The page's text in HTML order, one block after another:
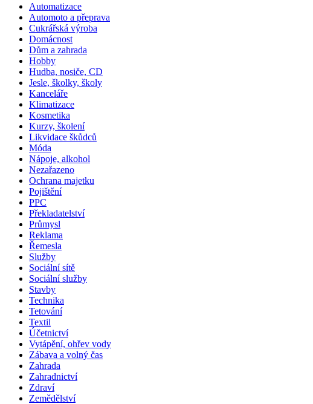
Automatizace
Automoto a přeprava
Cukrářská výroba
Domácnost
Dům a zahrada
Hobby
Hudba, nosiče, CD
Jesle, školky, školy
Kanceláře
Klimatizace
Kosmetika
Kurzy, školení
Likvidace škůdců
Móda
Nápoje, alkohol
Nezařazeno
Ochrana majetku
Pojištění
PPC
Překladatelství
Průmysl
Reklama
Řemesla
Služby
Sociální sítě
Sociální služby
Stavby
Technika
Tetování
Textil
Účetnictví
Vytápění, ohřev vody
Zábava a volný čas
Zahrada
Zahradnictví
Zdraví
Zemědělství